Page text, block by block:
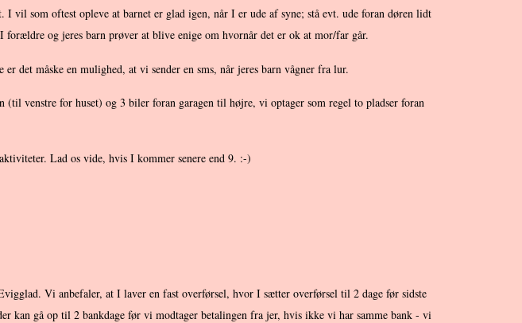
som oftest opleve at barnet er glad igen, når I er ude af syne; stå evt. ude foran døren lidt
og jeres barn prøver at blive enige om hvornår det er ok at mor/far går.
det måske en mulighed, at vi sender en sms, når jeres barn vågner fra lur.
venstre for huset) og 3 biler foran garagen til højre, vi optager som regel to pladser foran
Lad os vide, hvis I kommer senere end 9. :-)
Vi anbefaler, at I laver en fast overførsel, hvor I sætter overførsel til 2 dage før sidste
kan gå op til 2 bankdage før vi modtager betalingen fra jer, hvis ikke vi har samme bank - vi